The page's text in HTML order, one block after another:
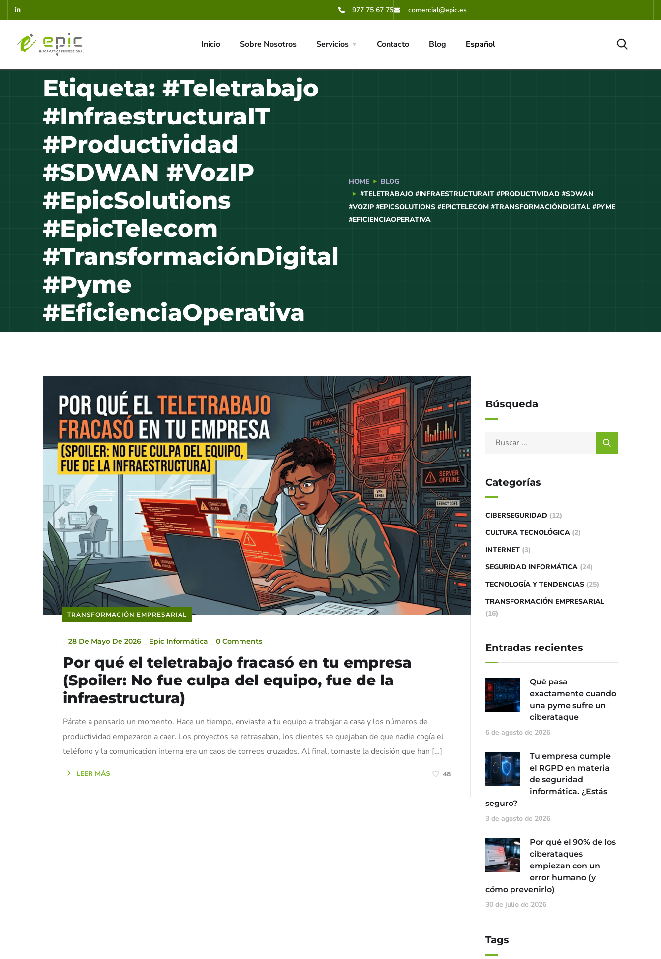
977 75 67 75 comercial@epic.es
Inicio Sobre Nosotros Servicios Contacto Blog Español
Etiqueta: #Teletrabajo
#InfraestructuraIT
#Productividad
#SDWAN #VozIP
#EpicSolutions
#EpicTelecom
#TransformaciónDigital
#Pyme
#EficienciaOperativa
HOME
BLOG
#TELETRABAJO #INFRAESTRUCTURAIT #PRODUCTIVIDAD #SDWAN
#VOZIP #EPICSOLUTIONS #EPICTELECOM #TRANSFORMACIÓNDIGITAL #PYME
#EFICIENCIAOPERATIVA
TRANSFORMACIÓN EMPRESARIAL
28 De Mayo De 2026 Epic Informática 0 Comments
Por qué el teletrabajo fracasó en tu empresa
(Spoiler: No fue culpa del equipo, fue de la
infraestructura)
Párate a pensarlo un momento. Hace un tiempo, enviaste a tu equipo a trabajar a casa y los números de
productividad empezaron a caer. Los proyectos se retrasaban, los clientes se quejaban de que nadie cogía el
teléfono y la comunicación interna era un caos de correos cruzados. Al final, tomaste la decisión que han […]
LEER MÁS 48
Búsqueda
Categorías
CIBERSEGURIDAD (12)
CULTURA TECNOLÓGICA (2)
INTERNET (3)
SEGURIDAD INFORMÁTICA (24)
TECNOLOGÍA Y TENDENCIAS (25)
TRANSFORMACIÓN EMPRESARIAL
(16)
Entradas recientes
Qué pasa
exactamente cuando
una pyme sufre un
ciberataque
6 de agosto de 2026
Tu empresa cumple
el RGPD en materia
de seguridad
informática. ¿Estás
seguro?
3 de agosto de 2026
Por qué el 90% de los
ciberataques
empiezan con un
error humano (y
cómo prevenirlo)
30 de julio de 2026
Tags